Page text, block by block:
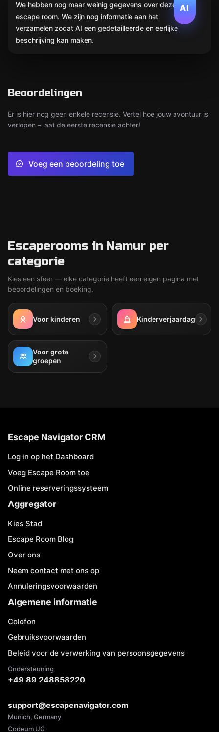
AI
We hebben nog maar weinig gegevens over deze
escape room. We zijn nog informatie aan het
verzamelen zodat AI een gedetailleerde en eerlijke
beschrijving kan maken.
Beoordelingen
Er is hier nog geen enkele recensie. Vertel hoe jouw avontuur is
verlopen – laat de eerste recensie achter!
Voeg een beoordeling toe
Escaperooms in Namur per
categorie
Kies een sfeer — elke categorie heeft een eigen pagina met
beoordelingen en boeking.
Voor kinderen Kinderverjaardag
Voor grote
groepen
Escape Navigator CRM
Log in op het Dashboard
Voeg Escape Room toe
Online reserveringssysteem
Aggregator
Kies Stad
Escape Room Blog
Over ons
Neem contact met ons op
Annuleringsvoorwaarden
Algemene informatie
Colofon
Gebruiksvoorwaarden
Beleid voor de verwerking van persoonsgegevens
Ondersteuning
+49 89 248858220
support@escapenavigator.com
Munich, Germany
Codeum UG